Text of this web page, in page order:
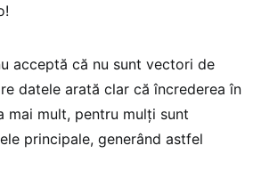
acceptă că nu sunt vectori de
datele arată clar că încrederea în
mai mult, pentru mulți sunt
principale, generând astfel